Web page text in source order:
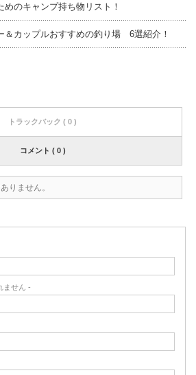
めのキャンプ持ち物リスト！
＆カップルおすすめの釣り場 6選紹介！
トラックバック ( 0 )
コメント ( 0 )
りません。
ません -